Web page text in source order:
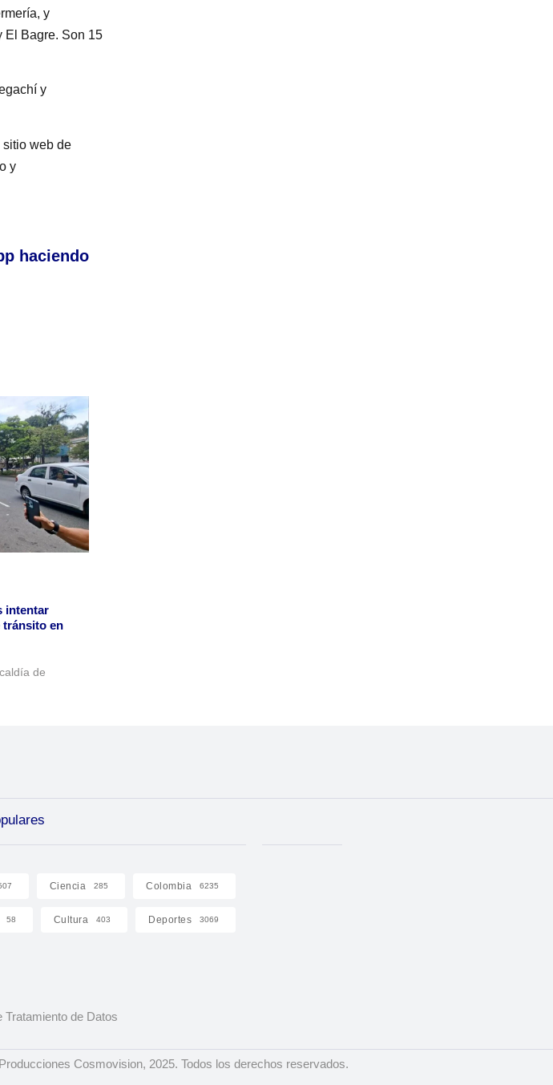
y
El Bagre. Son 15
y
sitio web de
y
haciendo
intentar
tránsito en
de
Ciencia 285 Colombia 6235
58 Cultura 403 Deportes 3069
Tratamiento de Datos
Cosmovision, 2025. Todos los derechos reservados.